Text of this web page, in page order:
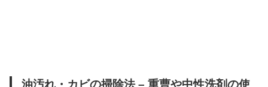
油汚れ・カビの掃除法 – 重曹や中性洗剤の使